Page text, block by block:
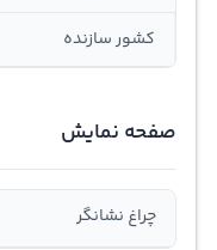
کشور سازنده
صفحه نمایش
چراغ نشانگر